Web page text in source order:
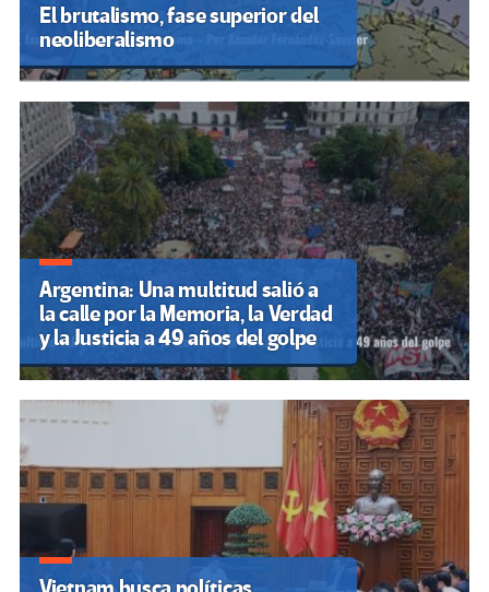
El brutalismo, fase superior del
neoliberalismo
Argentina: Una multitud salió a
la calle por la Memoria, la Verdad
y la Justicia a 49 años del golpe